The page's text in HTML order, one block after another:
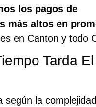
los pagos de
más altos en
en Canton y todo
Tarda El
según la